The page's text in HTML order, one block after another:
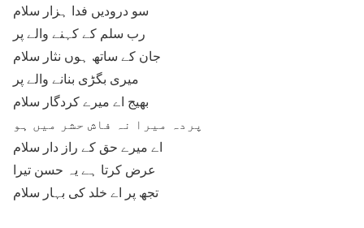
سو درودیں فدا ہزار سلام
رب سلم کے کہنے والے پر
جان کے ساتھ ہوں نثار سلام
میری بگڑی بنانے والے پر
بھیج اے میرے کردگار سلام
پردہ میرا نہ فاش حشر میں ہو
اے میرے حق کے راز دار سلام
عرض کرتا ہے یہ حسن تیرا
تجھ پر اے خلد کی بہار سلام